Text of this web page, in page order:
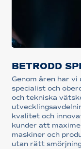
BETRODD
Genom åren har
specialist och
och tekniska
kvalitet och
kunder att
maskiner och
utan rätt